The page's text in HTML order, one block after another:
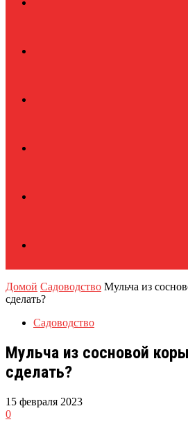
Домой Садоводство Мульча из
сделать?
Садоводство
Мульча из сосновой
сделать?
15 февраля 2023
0